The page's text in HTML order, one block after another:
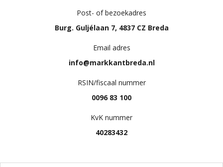
Post- of bezoekadres
Burg. Guljélaan 7, 4837 CZ Breda
Email adres
info@markkantbreda.nl
RSIN/fiscaal nummer
0096 83 100
KvK nummer
40283432